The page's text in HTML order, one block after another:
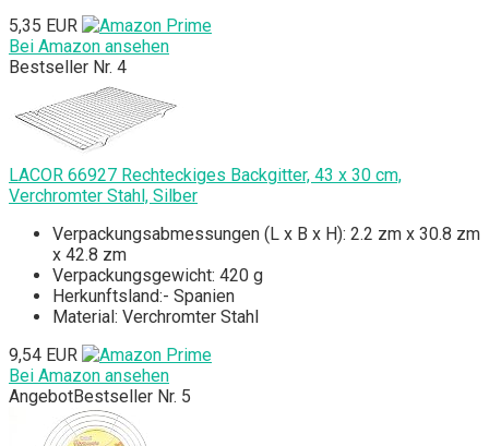
5,35 EUR
Bei Amazon ansehen
Bestseller Nr. 4
LACOR 66927 Rechteckiges Backgitter, 43 x 30 cm,
Verchromter Stahl, Silber
Verpackungsabmessungen (L x B x H): 2.2 zm x 30.8 zm
x 42.8 zm
Verpackungsgewicht: 420 g
Herkunftsland:- Spanien
Material: Verchromter Stahl
9,54 EUR
Bei Amazon ansehen
AngebotBestseller Nr. 5